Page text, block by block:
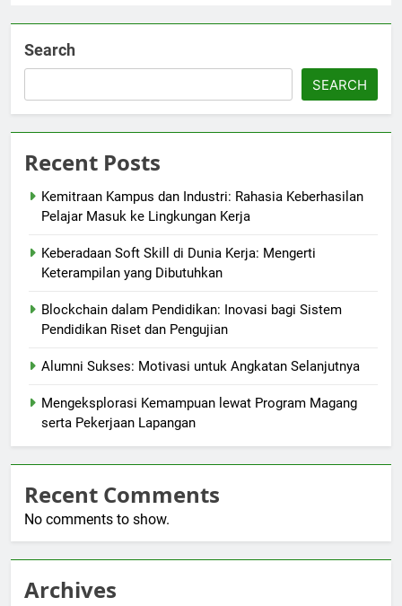
Search
SEARCH
Recent Posts
Kemitraan Kampus dan Industri: Rahasia Keberhasilan
Pelajar Masuk ke Lingkungan Kerja
Keberadaan Soft Skill di Dunia Kerja: Mengerti
Keterampilan yang Dibutuhkan
Blockchain dalam Pendidikan: Inovasi bagi Sistem
Pendidikan Riset dan Pengujian
Alumni Sukses: Motivasi untuk Angkatan Selanjutnya
Mengeksplorasi Kemampuan lewat Program Magang
serta Pekerjaan Lapangan
Recent Comments
No comments to show.
Archives